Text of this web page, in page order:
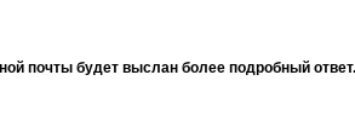
почты будет выслан более подробный ответ.